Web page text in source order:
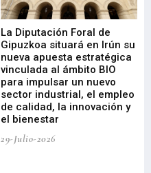
La Diputación Foral de
Gipuzkoa situará en Irún su
nueva apuesta estratégica
vinculada al ámbito BIO
para impulsar un nuevo
sector industrial, el empleo
de calidad, la innovación y
el bienestar
29-Julio-2026